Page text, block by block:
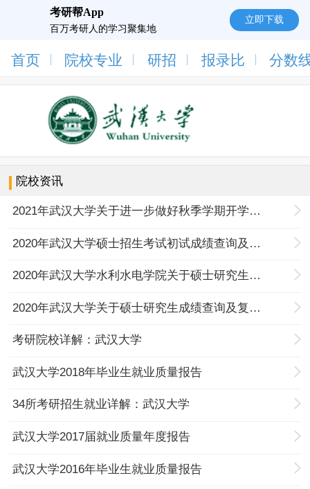
考研帮App
百万考研人的学习聚集地
立即下载
首页 院校专业 研招 报录比 分数
院校资讯
2021年武汉大学关于进一步做好秋季学期开学准备工作的通知
2020年武汉大学硕士招生考试初试成绩查询及复查公告
2020年武汉大学水利水电学院关于硕士研究生成绩查询及复试等事项的公告
2020年武汉大学关于硕士研究生成绩查询及复试等事项的公告
考研院校详解：武汉大学
武汉大学2018年毕业生就业质量报告
34所考研招生就业详解：武汉大学
武汉大学2017届就业质量年度报告
武汉大学2016年毕业生就业质量报告